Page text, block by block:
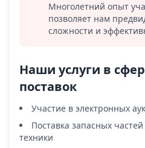
Многолетний опыт
позволяет нам
сложности и
Наши услуги в
поставок
Участие в электронных
Поставка запасных
техники